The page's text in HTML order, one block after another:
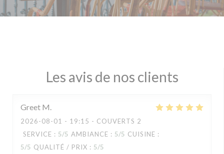
Les avis de nos clients
Greet M
2026-08-01 - 19:15 - COUVERTS 2
SERVICE : 5/5 AMBIANCE : 5/5 CUISINE :
5/5 QUALITÉ / PRIX : 5/5